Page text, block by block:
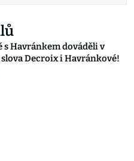
Havránkem dováděli v
Decroix i Havránkové!